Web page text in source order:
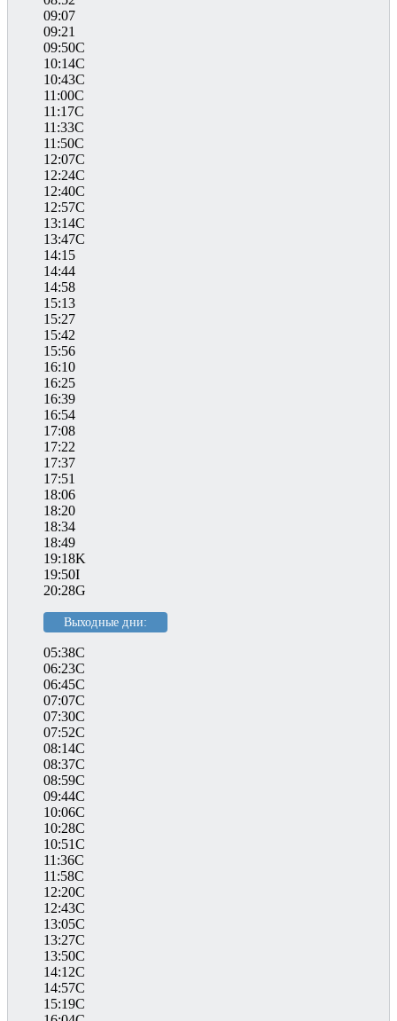
09:07
09:21
09:50C
10:14C
10:43C
11:00C
11:17C
11:33C
11:50C
12:07C
12:24C
12:40C
12:57C
13:14C
13:47C
14:15
14:44
14:58
15:13
15:27
15:42
15:56
16:10
16:25
16:39
16:54
17:08
17:22
17:37
17:51
18:06
18:20
18:34
18:49
19:18K
19:50I
20:28G
Выходные дни:
05:38C
06:23C
06:45C
07:07C
07:30C
07:52C
08:14C
08:37C
08:59C
09:44C
10:06C
10:28C
10:51C
11:36C
11:58C
12:20C
12:43C
13:05C
13:27C
13:50C
14:12C
14:57C
15:19C